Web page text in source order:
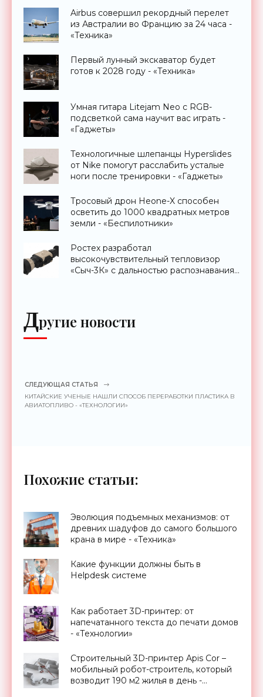
Airbus совершил рекордный перелет
из Австралии во Францию за 24 часа -
«Техника»
Первый лунный экскаватор будет
готов к 2028 году - «Техника»
Умная гитара Litejam Neo с RGB-
подсветкой сама научит вас играть -
«Гаджеты»
Технологичные шлепанцы Hyperslides
от Nike помогут расслабить усталые
ноги после тренировки - «Гаджеты»
Тросовый дрон Heone-X способен
осветить до 1000 квадратных метров
земли - «Беспилотники»
Ростех разработал
высокочувствительный тепловизор
«Сыч-3К» с дальностью распознавания
Другие новости
СЛЕДУЮЩАЯ СТАТЬЯ
КИТАЙСКИЕ УЧЕНЫЕ НАШЛИ СПОСОБ ПЕРЕРАБОТКИ ПЛАСТИКА В
АВИАТОПЛИВО - «ТЕХНОЛОГИИ»
Похожие статьи:
Эволюция подъемных механизмов: от
древних шадуфов до самого большого
крана в мире - «Техника»
Какие функции должны быть в
Helpdesk системе
Как работает 3D-принтер: от
напечатанного текста до печати домов
- «Технологии»
Строительный 3D-принтер Apis Сor –
мобильный робот-строитель, который
возводит 190 м2 жилья в день -